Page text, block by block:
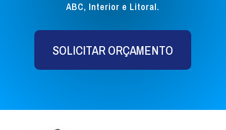
ABC, Interior e Litoral.
SOLICITAR ORÇAMENTO